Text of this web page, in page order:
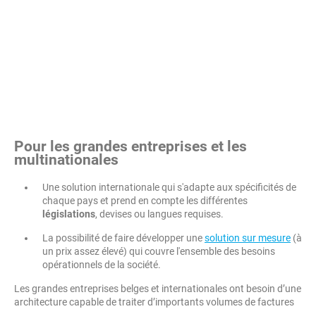
Pour les grandes entreprises et les
multinationales
Une solution internationale qui s'adapte aux spécificités de
chaque pays et prend en compte les différentes
législations, devises ou langues requises.
La possibilité de faire développer unesolution sur mesure (à
un prix assez élevé) qui couvre l'ensemble des besoins
opérationnels de la société.
Les grandes entreprises belges et internationales ont besoin d’une
architecture capable de traiter d’importants volumes de factures